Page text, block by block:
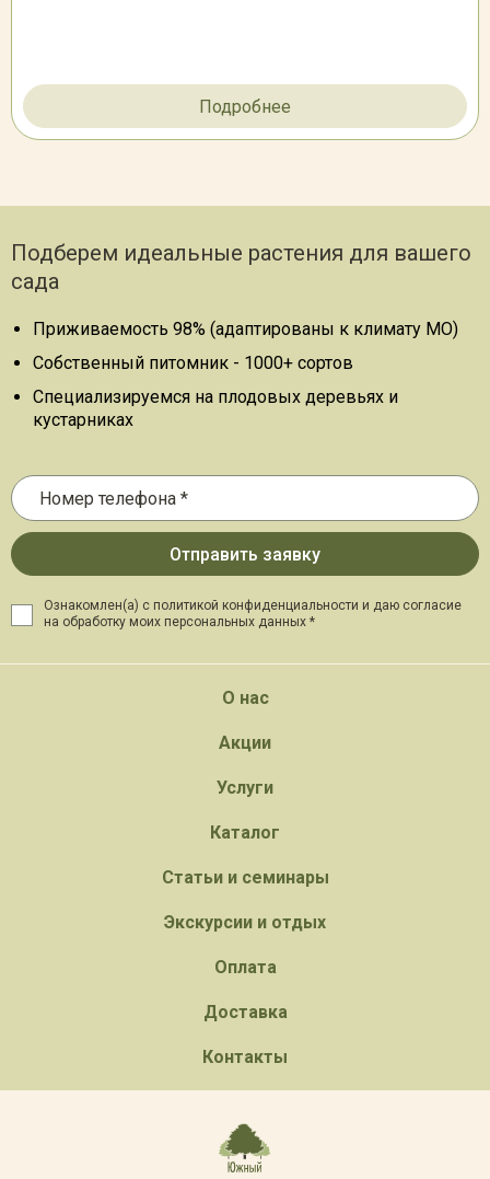
Подробнее
Подберем идеальные растения для вашего
сада
Приживаемость 98% (адаптированы к климату МО)
Собственный питомник - 1000+ сортов
Специализируемся на плодовых деревьях и
кустарниках
Ознакомлен(а) с политикой конфиденциальности и даю согласие
на обработку моих персональных данных *
О нас
Акции
Услуги
Каталог
Статьи и семинары
Экскурсии и отдых
Оплата
Доставка
Контакты